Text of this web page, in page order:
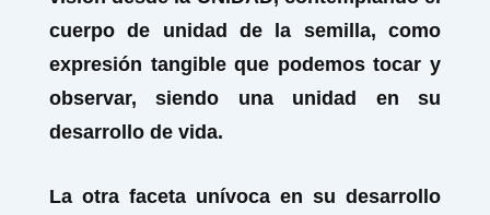
cuerpo de unidad de la semilla, como
expresión tangible que podemos tocar y
observar, siendo una unidad en su
desarrollo de vida.
La otra faceta unívoca en su desarrollo